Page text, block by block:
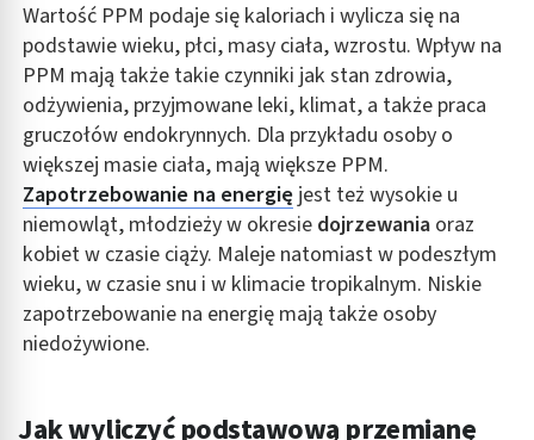
Wartość PPM podaje się kaloriach i wylicza się na
podstawie wieku, płci, masy ciała, wzrostu. Wpływ na
PPM mają także takie czynniki jak stan zdrowia,
odżywienia, przyjmowane leki, klimat, a także praca
gruczołów endokrynnych. Dla przykładu osoby o
większej masie ciała, mają większe PPM.
Zapotrzebowanie na energię jest też wysokie u
niemowląt, młodzieży w okresie dojrzewania oraz
kobiet w czasie ciąży. Maleje natomiast w podeszłym
wieku, w czasie snu i w klimacie tropikalnym. Niskie
zapotrzebowanie na energię mają także osoby
niedożywione.
Jak wyliczyć podstawową przemianę